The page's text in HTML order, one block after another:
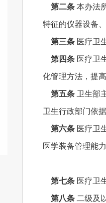
第二条 本办法
特征的仪器设备
第三条 医疗卫
第四条 医疗卫
化管理方法，提
第五条 卫生部
卫生行政部门依
第六条 医疗卫
医学装备管理能
第七条 医疗卫
第八条 二级及